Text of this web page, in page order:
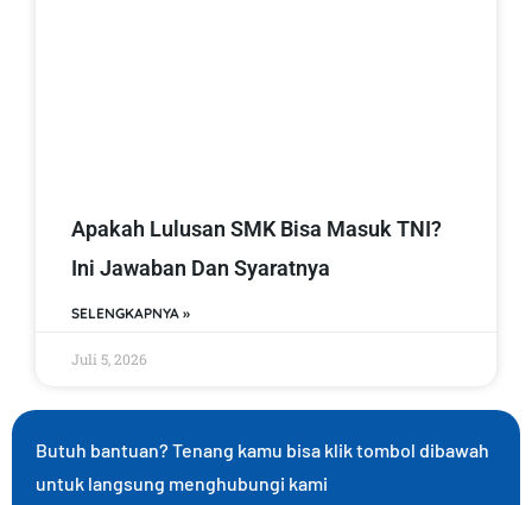
Apakah Lulusan SMK Bisa Masuk TNI?
Ini Jawaban Dan Syaratnya
SELENGKAPNYA »
Juli 5, 2026
Butuh bantuan? Tenang kamu bisa klik tombol dibawah
untuk langsung menghubungi kami